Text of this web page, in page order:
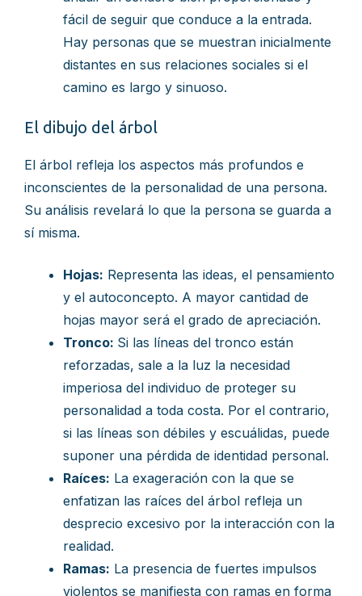
fácil de seguir que conduce a la entrada.
Hay personas que se muestran inicialmente
distantes en sus relaciones sociales si el
camino es largo y sinuoso.
El dibujo del árbol
El árbol refleja los aspectos más profundos e
inconscientes de la personalidad de una persona.
Su análisis revelará lo que la persona se guarda a
sí misma.
Hojas: Representa las ideas, el pensamiento
y el autoconcepto. A mayor cantidad de
hojas mayor será el grado de apreciación.
Tronco: Si las líneas del tronco están
reforzadas, sale a la luz la necesidad
imperiosa del individuo de proteger su
personalidad a toda costa. Por el contrario,
si las líneas son débiles y escuálidas, puede
suponer una pérdida de identidad personal.
Raíces: La exageración con la que se
enfatizan las raíces del árbol refleja un
desprecio excesivo por la interacción con la
realidad.
Ramas: La presencia de fuertes impulsos
violentos se manifiesta con ramas en forma